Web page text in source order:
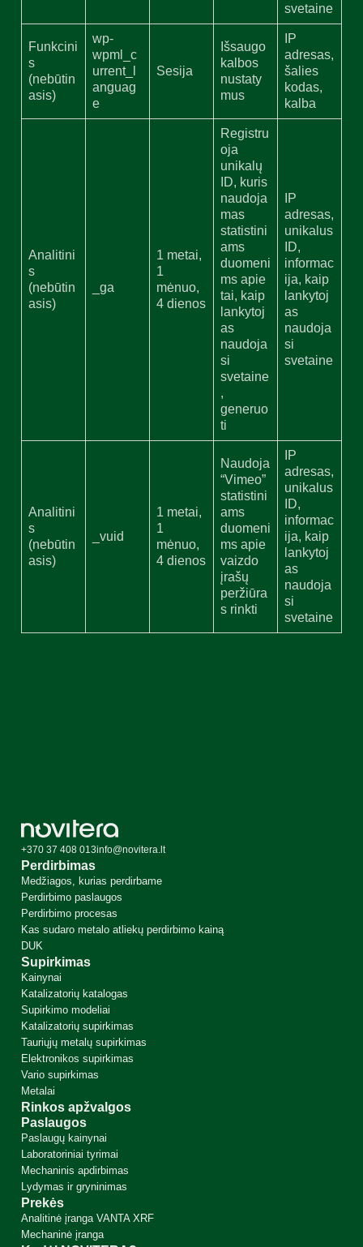
Kainynai
Taurieji ir spalvotieji metalai, elektronika
Katalizatorių katalogas
Automobiliniai katalizatoriai
+370 618 44101
Sužinokite kainą telefonu
svetaine
Funkcini
s
(nebūtin
asis)
wp-
wpml_c
urrent_l
anguag
e
Sesija
Išsaugo
kalbos
nustaty
mus
IP
adresas,
šalies
kodas,
kalba
Analitini
s
(nebūtin
asis)
_ga
1 metai,
1
mėnuo,
4 dienos
Registru
oja
unikalų
ID, kuris
naudoja
mas
statistini
ams
duomeni
ms apie
tai, kaip
lankytoj
as
naudoja
si
svetaine
,
generuo
ti
IP
adresas,
unikalus
ID,
informac
ija, kaip
lankytoj
as
naudoja
si
svetaine
Analitini
s
(nebūtin
asis)
_vuid
1 metai,
1
mėnuo,
4 dienos
Naudoja
“Vimeo”
statistini
ams
duomeni
ms apie
vaizdo
įrašų
peržiūra
s rinkti
IP
adresas,
unikalus
ID,
informac
ija, kaip
lankytoj
as
naudoja
si
svetaine
+370 37 408 013info@novitera.lt
Perdirbimas
Medžiagos, kurias perdirbame
Perdirbimo paslaugos
Perdirbimo procesas
Kas sudaro metalo atliekų perdirbimo kainą
DUK
Supirkimas
Kainynai
Katalizatorių katalogas
Supirkimo modeliai
Katalizatorių supirkimas
Tauriųjų metalų supirkimas
Elektronikos supirkimas
Vario supirkimas
Metalai
Rinkos apžvalgos
Paslaugos
Paslaugų kainynai
Laboratoriniai tyrimai
Mechaninis apdirbimas
Lydymas ir gryninimas
Prekės
Analitinė įranga VANTA XRF
Mechaninė įranga